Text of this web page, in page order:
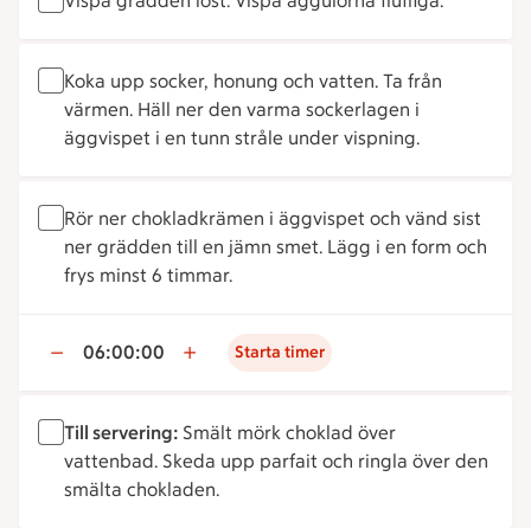
Koka upp socker, honung och vatten. Ta från
värmen. Häll ner den varma sockerlagen i
äggvispet i en tunn stråle under vispning.
Rör ner chokladkrämen i äggvispet och vänd sist
ner grädden till en jämn smet. Lägg i en form och
frys minst 6 timmar.
06:00:00 Starta timer
Till servering: Smält mörk choklad över
vattenbad. Skeda upp parfait och ringla över den
smälta chokladen.